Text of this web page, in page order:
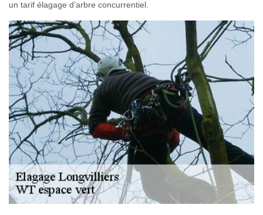
un tarif élagage d’arbre concurrentiel.